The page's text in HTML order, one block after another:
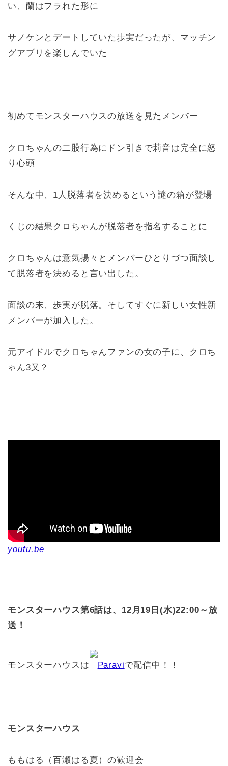
い、蘭はフラれた形に
サノケンとデートしていた歩実だったが、マッチン
グアプリを楽しんでいた
初めてモンスターハウスの放送を見たメンバー
クロちゃんの二股行為にドン引きで莉音は完全に怒
り心頭
そんな中、1人脱落者を決めるという謎の箱が登場
くじの結果クロちゃんが脱落者を指名することに
クロちゃんは意気揚々とメンバーひとりづつ面談し
て脱落者を決めると言い出した。
面談の末、歩実が脱落。そしてすぐに新しい女性新
メンバーが加入した。
元アイドルでクロちゃんファンの女の子に、クロち
ゃん3又？
youtu.be
モンスターハウス第6話は、12月19日(水)22:00～放
送！
モンスターハウスは Paraviで配信中！！
モンスターハウス
ももはる（百瀬はる夏）の歓迎会